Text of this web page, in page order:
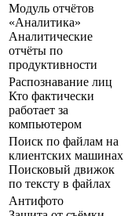
Модуль отчётов
«Аналитика»
Аналитические
отчёты по
продуктивности
Распознавание лиц
Кто фактически
работает за
компьютером
Поиск по файлам на
клиентских машинах
Поисковый движок
по тексту в файлах
Антифото